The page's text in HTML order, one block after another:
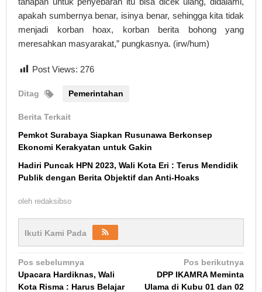
apakah sumbernya benar, isinya benar, sehingga kita tidak
menjadi korban hoax, korban berita bohong yang
meresahkan masyarakat,” pungkasnya. (irw/hum)
Post Views: 276
Ditag Pemerintahan
Berita Terkait
Pemkot Surabaya Siapkan Rusunawa Berkonsep
Ekonomi Kerakyatan untuk Gakin
Hadiri Puncak HPN 2023, Wali Kota Eri : Terus Mendidik
Publik dengan Berita Objektif dan Anti-Hoaks
oleh redaksibso
Ikuti Kami Pada
Navigasi
pos
Pos sebelumnya
Upacara Hardiknas, Wali
Kota Risma : Harus Belajar
Pos berikutnya
DPP IKAMRA Meminta
Ulama di Kubu 01 dan 02